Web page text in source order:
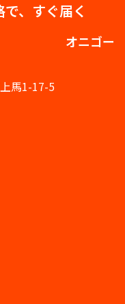
、すぐ届く
オニゴー
馬1-17-5